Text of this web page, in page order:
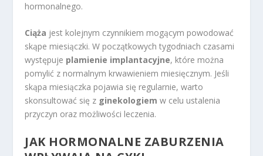
hormonalnego.
Ciąża jest kolejnym czynnikiem mogącym powodować
skąpe miesiączki. W początkowych tygodniach czasami
występuje plamienie implantacyjne, które można
pomylić z normalnym krwawieniem miesięcznym. Jeśli
skąpa miesiączka pojawia się regularnie, warto
skonsultować się z ginekologiem w celu ustalenia
przyczyn oraz możliwości leczenia.
JAK HORMONALNE ZABURZENIA